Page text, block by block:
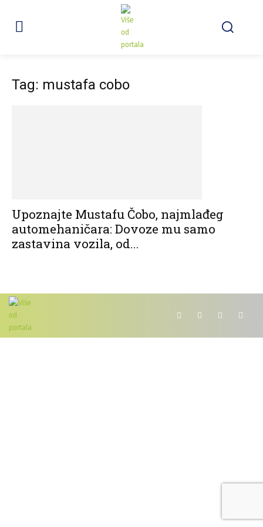
Tag: mustafa cobo
Upoznajte Mustafu Čobo, najmlađeg
automehaničara: Dovoze mu samo
zastavina vozila, od...